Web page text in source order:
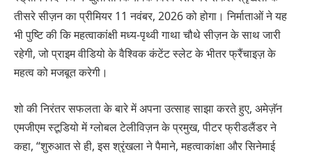
तीसरे सीज़न का प्रीमियर 11 नवंबर, 2026 को होगा। निर्माताओं ने यह
भी पुष्टि की कि महत्वाकांक्षी मध्य-पृथ्वी गाथा चौथे सीज़न के साथ जारी
रहेगी, जो प्राइम वीडियो के वैश्विक कंटेंट स्लेट के भीतर फ्रैंचाइज़ के
महत्व को मजबूत करेगी।
शो की निरंतर सफलता के बारे में अपना उत्साह साझा करते हुए, अमेज़ॅन
एमजीएम स्टूडियो में ग्लोबल टेलीविज़न के प्रमुख, पीटर फ्रीडलैंडर ने
कहा, “शुरुआत से ही, इस श्रृंखला ने पैमाने, महत्वाकांक्षा और सिनेमाई